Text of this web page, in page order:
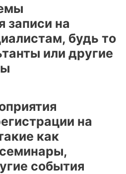
записи на
будь то
или другие
на
как
события